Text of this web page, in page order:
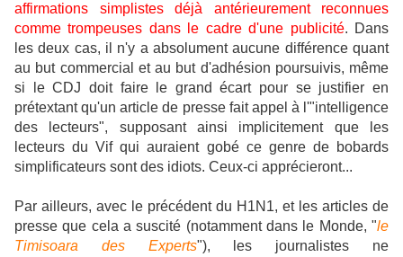
affirmations simplistes déjà antérieurement reconnues
comme trompeuses dans le cadre d'une publicité. Dans
les deux cas, il n'y a absolument aucune différence quant
au but commercial et au but d'adhésion poursuivis, même
si le CDJ doit faire le grand écart pour se justifier en
prétextant qu'un article de presse fait appel à l'"intelligence
des lecteurs", supposant ainsi implicitement que les
lecteurs du Vif qui auraient gobé ce genre de bobards
simplificateurs sont des idiots. Ceux-ci apprécieront...
Par ailleurs, avec le précédent du H1N1, et les articles de
presse que cela a suscité (notamment dans le Monde, "le
Timisoara des Experts"), les journalistes ne